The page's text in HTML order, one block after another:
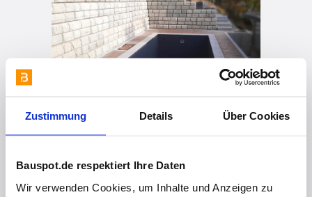
Zustimmung Details Über Cookies
Bauspot.de respektiert Ihre Daten
Wir verwenden Cookies, um Inhalte und Anzeigen zu